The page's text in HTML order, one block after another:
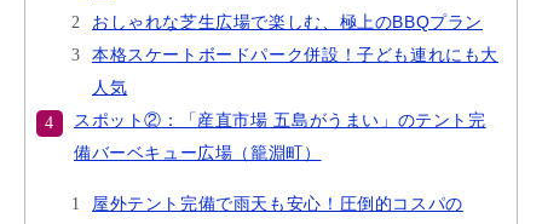
おしゃれな芝生広場で楽しむ、極上のBBQプラン
本格スケートボードパーク併設！子ども連れにも大
人気
スポット②：「産直市場 五島がうまい」のテント完
備バーベキュー広場（籠淵町）
屋外テント完備で雨天も安心！圧倒的コスパの